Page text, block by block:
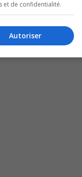
222
et de confidentialité.
Autoriser